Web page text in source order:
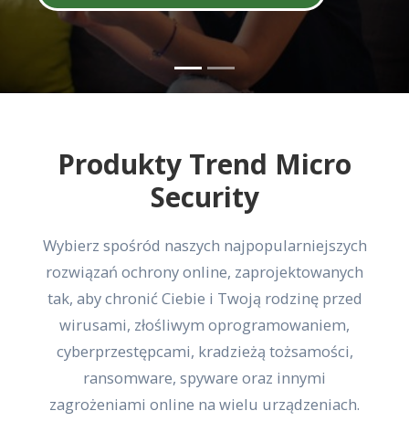
Produkty Trend Micro
Security
Wybierz spośród naszych najpopularniejszych
rozwiązań ochrony online, zaprojektowanych
tak, aby chronić Ciebie i Twoją rodzinę przed
wirusami, złośliwym oprogramowaniem,
cyberprzestępcami, kradzieżą tożsamości,
ransomware, spyware oraz innymi
zagrożeniami online na wielu urządzeniach.